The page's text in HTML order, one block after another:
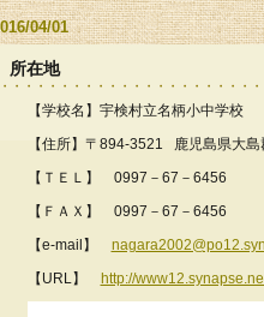
04/01
所在地
【学校名】宇検村立名柄小中学校
【住所】〒894-3521 鹿児島県大
【ＴＥＬ】 0997－67－6456
【ＦＡＸ】 0997－67－6456
【e-mail】
【URL】
http://